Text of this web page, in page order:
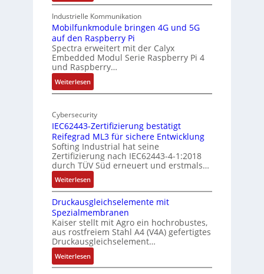
rI
a
n
d
E
g
e
1
9
-
Z
o
l
l
-
I
d
u
t
r
i
e
-
P
C
l
ä
s
s
Industrielle Kommunikation
Mobilfunkmodule bringen 4G und 5G
auf den Raspberry Pi
Spectra erweitert mit der Calyx
Embedded Modul Serie Raspberry Pi 4
und Raspberry…
Weiterlesen:
M
b
i
f
u
n
k
m
o
d
u
l
e
b
Cybersecurity
IEC62443-Zertifizierung bestätigt
Reifegrad ML3 für sichere Entwicklung
Softing Industrial hat seine
Zertifizierung nach IEC62443-4-1:2018
durch TÜV Süd erneuert und erstmals…
Weiterlesen:
I
E
C
6
2
4
4
3
Druckausgleichselemente mit
Spezialmembranen
Kaiser stellt mit Agro ein hochrobustes,
aus rostfreiem Stahl A4 (V4A) gefertigtes
Druckausgleichselement…
Weiterlesen:
D